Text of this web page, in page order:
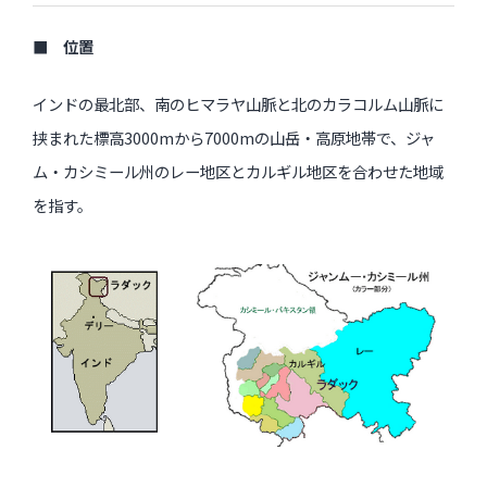
■ 位置
インドの最北部、南のヒマラヤ山脈と北のカラコルム山脈に
挟まれた標高3000mから7000mの山岳・高原地帯で、ジャ
ム・カシミール州のレー地区とカルギル地区を合わせた地域
を指す。